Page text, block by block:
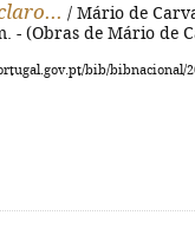
/ Mário de
- (Obras de Mário de
bib/bibnacional/